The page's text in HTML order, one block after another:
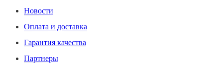
Новости
Оплата и доставка
Гарантия качества
Партнеры